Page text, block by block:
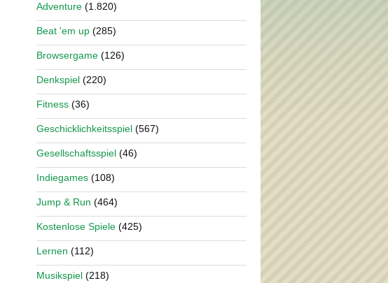
Adventure (1.820)
Beat 'em up (285)
Browsergame (126)
Denkspiel (220)
Fitness (36)
Geschicklichkeitsspiel (567)
Gesellschaftsspiel (46)
Indiegames (108)
Jump & Run (464)
Kostenlose Spiele (425)
Lernen (112)
Musikspiel (218)